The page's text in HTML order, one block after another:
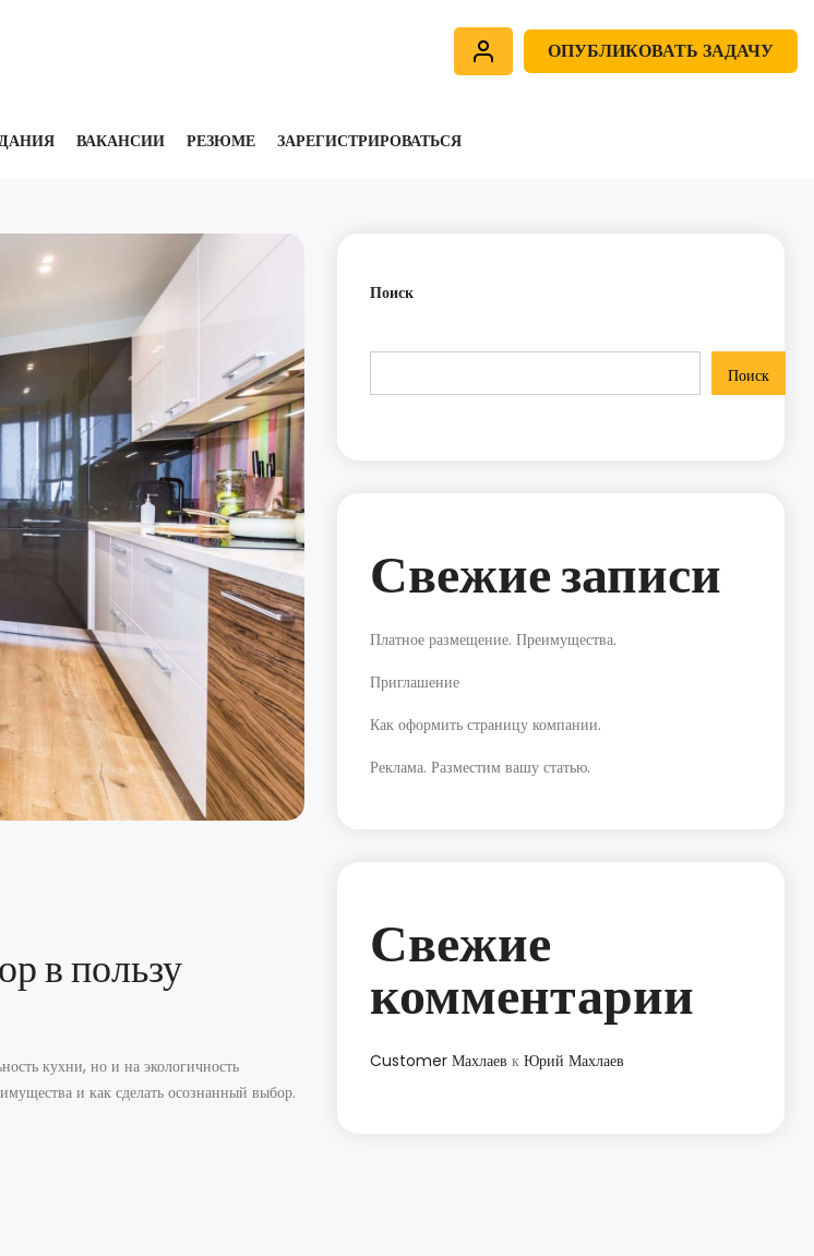
ОПУБЛИКОВАТЬ ЗАДАЧУ
ВАКАНСИИ РЕЗЮМЕ ЗАРЕГИСТРИРОВАТЬСЯ
в пользу
кухни, но и на экологичность
и как сделать осознанный выбор.
Поиск
Поиск
Свежие записи
Платное размещение. Преимущества.
Приглашение
Как оформить страницу компании.
Реклама. Разместим вашу статью.
Свежие
комментарии
Customer Махлаев к Юрий Махлаев